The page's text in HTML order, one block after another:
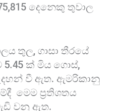
දෙනෙකු තුවාල
තුල, ගාසා තීරයේ
ක් මිය ගොස්,
වී ඇත. ඇමරිකානු
මෙම ප්‍රතිශතය
වනු ඇත.